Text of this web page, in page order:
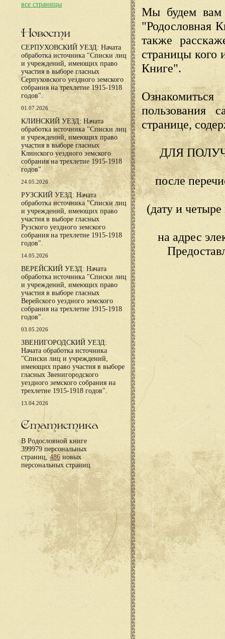
все страницы
Новости
СЕРПУХОВСКИЙ УЕЗД: Начата
обработка источника "Списки лиц
и учреждений, имеющих право
участия в выборе гласных
Серпуховского уездного земского
собрания на трехлетие 1915-1918
годов".
01.07.2026
КЛИНСКИЙ УЕЗД: Начата
обработка источника "Списки лиц
и учреждений, имеющих право
участия в выборе гласных
Клинского уездного земского
собрания на трехлетие 1915-1918
годов".
24.05.2026
РУЗСКИЙ УЕЗД: Начата
обработка источника "Списки лиц
и учреждений, имеющих право
участия в выборе гласных
Рузского уездного земского
собрания на трехлетие 1915-1918
годов".
14.05.2026
ВЕРЕЙСКИЙ УЕЗД: Начата
обработка источника "Списки лиц
и учреждений, имеющих право
участия в выборе гласных
Верейского уездного земского
собрания на трехлетие 1915-1918
годов".
03.05.2026
ЗВЕНИГОРОДСКИЙ УЕЗД:
Начата обработка источника
"Списки лиц и учреждений,
имеющих право участия в выборе
гласных Звенигородского
уездного земского собрания на
трехлетие 1915-1918 годов".
13.04.2026
Статистика
В Родословной книге
399979 персональных
страниц,486новых
персональных страниц
Мы будем вам
"Родословная
также
страницы кого
Книге".
пользования
странице,
ДЛЯ
после
(дату и
на адрес